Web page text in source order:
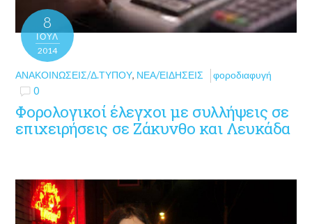
8
ΙΟΎΛ
2014
ΑΝΑΚΟΙΝΏΣΕΙΣ/Δ.ΤΎΠΟΥ, ΝΈΑ/ΕΙΔΉΣΕΙΣ
φοροδιαφυγή
0
Φορολογικοί έλεγχοι με συλλήψεις σε
επιχειρήσεις σε Ζάκυνθο και Λευκάδα